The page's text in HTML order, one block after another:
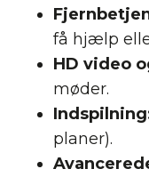
få hjælp
HD video
møder.
planer).